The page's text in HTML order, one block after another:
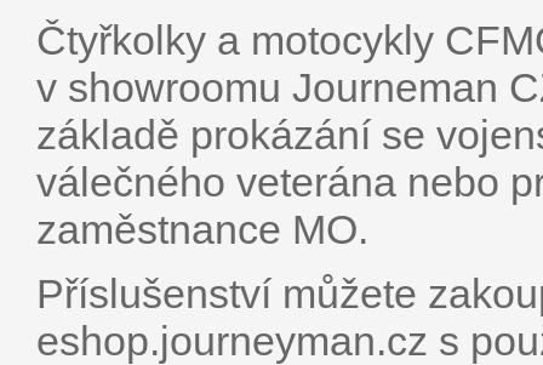
Čtyřkolky a motocykly
v showroomu Journeman
základě prokázání se
válečného veterána nebo
zaměstnance MO.
Příslušenství můžete
eshop.journeyman.cz s